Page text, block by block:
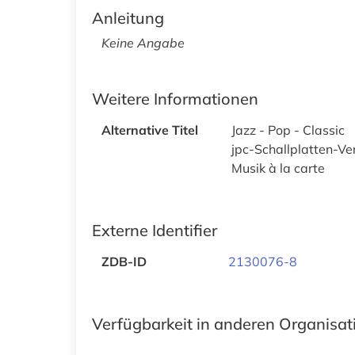
Anleitung
Keine Angabe
Weitere Informationen
Alternative Titel
Jazz - Pop - Classic
jpc-Schallplatten-
Musik à la carte
Externe Identifier
ZDB-ID 2130076-8
Verfügbarkeit in anderen